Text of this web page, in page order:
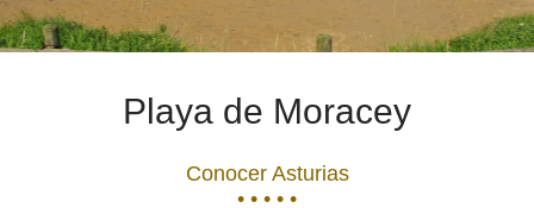
Playa de Moracey
Conocer Asturias
• • • • •